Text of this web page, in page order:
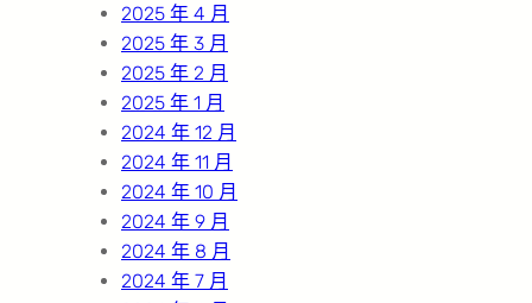
2025 年 4 月
2025 年 3 月
2025 年 2 月
2025 年 1 月
2024 年 12 月
2024 年 11 月
2024 年 10 月
2024 年 9 月
2024 年 8 月
2024 年 7 月